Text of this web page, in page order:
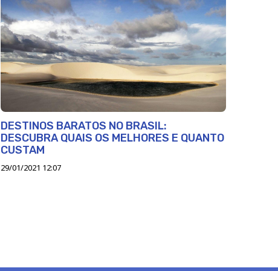
DESTINOS BARATOS NO BRASIL:
DESCUBRA QUAIS OS MELHORES E QUANTO
CUSTAM
29/01/2021 12:07